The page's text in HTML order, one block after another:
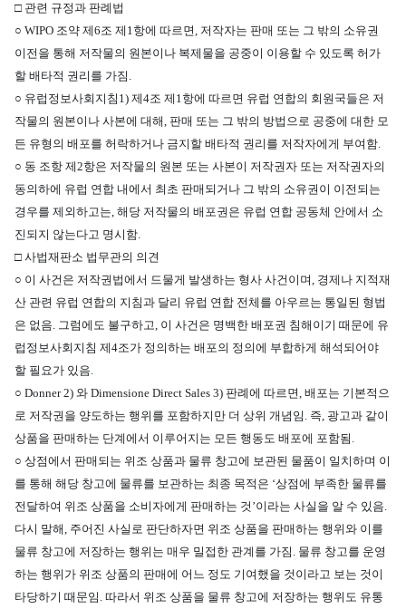
□ 관련 규정과 판례법
○ WIPO 조약 제6조 제1항에 따르면, 저작자는 판매 또는 그 밖의 소유권
이전을 통해 저작물의 원본이나 복제물을 공중이 이용할 수 있도록 허가
할 배타적 권리를 가짐.
○ 유럽정보사회지침1) 제4조 제1항에 따르면 유럽 연합의 회원국들은 저
작물의 원본이나 사본에 대해, 판매 또는 그 밖의 방법으로 공중에 대한 모
든 유형의 배포를 허락하거나 금지할 배타적 권리를 저작자에게 부여함.
○ 동 조항 제2항은 저작물의 원본 또는 사본이 저작권자 또는 저작권자의
동의하에 유럽 연합 내에서 최초 판매되거나 그 밖의 소유권이 이전되는
경우를 제외하고는, 해당 저작물의 배포권은 유럽 연합 공동체 안에서 소
진되지 않는다고 명시함.
□ 사법재판소 법무관의 의견
○ 이 사건은 저작권법에서 드물게 발생하는 형사 사건이며, 경제나 지적재
산 관련 유럽 연합의 지침과 달리 유럽 연합 전체를 아우르는 통일된 형법
은 없음. 그럼에도 불구하고, 이 사건은 명백한 배포권 침해이기 때문에 유
럽정보사회지침 제4조가 정의하는 배포의 정의에 부합하게 해석되어야
할 필요가 있음.
○ Donner 2) 와 Dimensione Direct Sales 3) 판례에 따르면, 배포는 기본적으
로 저작권을 양도하는 행위를 포함하지만 더 상위 개념임. 즉, 광고과 같이
상품을 판매하는 단계에서 이루어지는 모든 행동도 배포에 포함됨.
○ 상점에서 판매되는 위조 상품과 물류 창고에 보관된 물품이 일치하며 이
를 통해 해당 창고에 물류를 보관하는 최종 목적은 ‘상점에 부족한 물류를
전달하여 위조 상품을 소비자에게 판매하는 것’이라는 사실을 알 수 있음.
다시 말해, 주어진 사실로 판단하자면 위조 상품을 판매하는 행위와 이를
물류 창고에 저장하는 행위는 매우 밀접한 관계를 가짐. 물류 창고를 운영
하는 행위가 위조 상품의 판매에 어느 정도 기여했을 것이라고 보는 것이
타당하기 때문임. 따라서 위조 상품을 물류 창고에 저장하는 행위도 유통